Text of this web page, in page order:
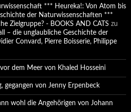
*** Heureka!: Von Atom bis
der Naturwissenschaften ***
Zielgruppe? - BOOKS AND CATS zu
– die unglaubliche Geschichte der
Convard, Pierre Boisserie, Philippe
dem Meer von Khaled Hosseini
gegangen von Jenny Erpenbeck
wohl die Angehörigen von Johann